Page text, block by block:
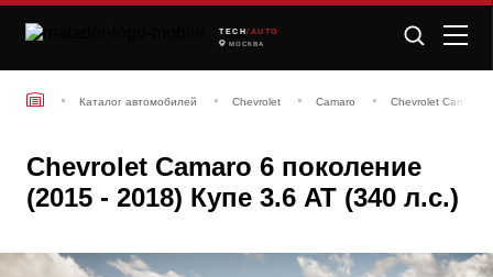
TECH /AUTO
МОСКВА
Каталог автомобилей Chevrolet Camaro Chevrolet Camaro
Chevrolet Camaro 6 поколение
(2015 - 2018) Купе 3.6 AT (340 л.с.)